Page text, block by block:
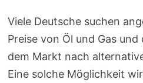
Viele Deutsche suchen
Preise von Öl und Gas
dem Markt nach
Eine solche Möglichkeit